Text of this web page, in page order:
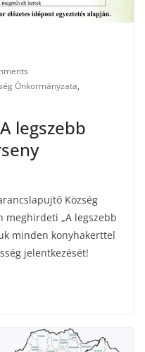
Önkormányzata,
legszebb
Község
meghirdeti „A legszebb
minden konyhakerttel
jelentkezését!